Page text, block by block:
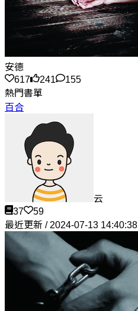
安德
617
241
155
熱門書單
百合
云
37
59
最近更新 / 2024-07-13 14:40:38